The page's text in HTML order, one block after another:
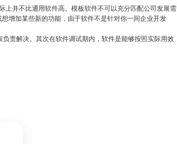
上并不比通用软件高。模板软件不可以充分匹配公司发展需
增加某些新的功能，由于软件不是针对你一间企业开发
责解决。其次在软件调试期内，软件是能够按照实际用效